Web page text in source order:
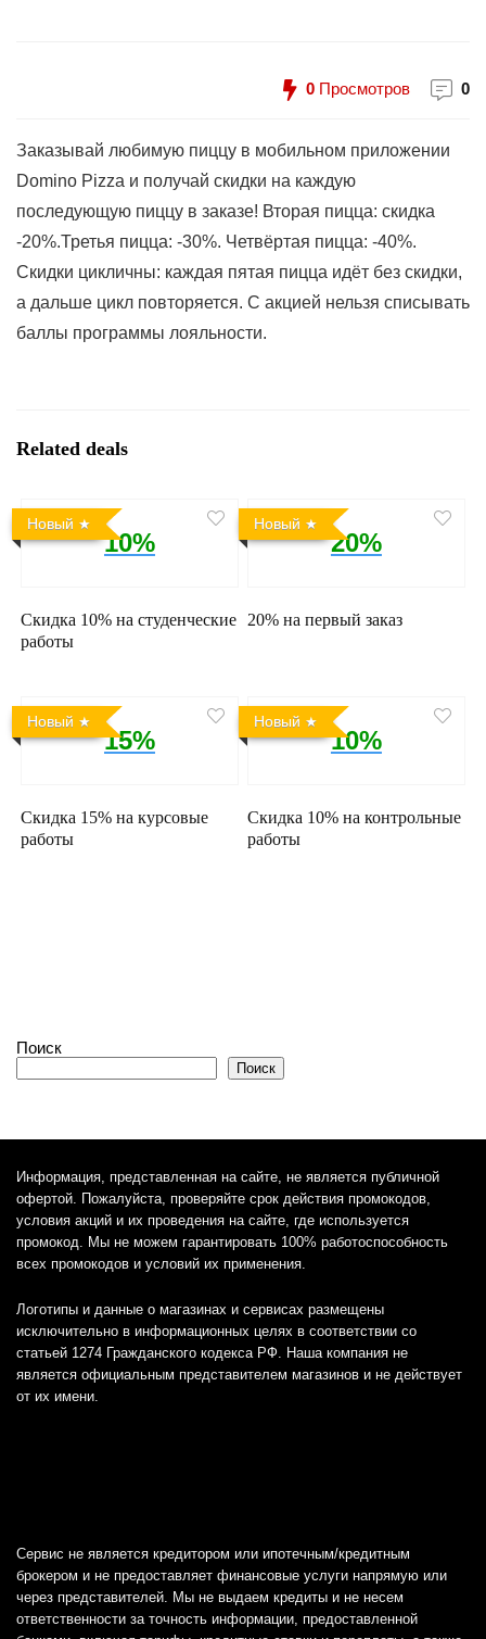
0 Просмотров 0
Заказывай любимую пиццу в мобильном приложении
Domino Pizza и получай скидки на каждую
последующую пиццу в заказе! Вторая пицца: скидка
-20%.Третья пицца: -30%. Четвёртая пицца: -40%.
Скидки цикличны: каждая пятая пицца идёт без скидки,
а дальше цикл повторяется. С акцией нельзя списывать
баллы программы лояльности.
Related deals
Новый
10%
Скидка 10% на студенческие
работы
Новый
20%
20% на первый заказ
Новый
15%
Скидка 15% на курсовые
работы
Новый
10%
Скидка 10% на контрольные
работы
Поиск
Поиск
Информация, представленная на сайте, не является публичной
офертой. Пожалуйста, проверяйте срок действия промокодов,
условия акций и их проведения на сайте, где используется
промокод. Мы не можем гарантировать 100% работоспособность
всех промокодов и условий их применения.
Логотипы и данные о магазинах и сервисах размещены
исключительно в информационных целях в соответствии со
статьей 1274 Гражданского кодекса РФ. Наша компания не
является официальным представителем магазинов и не действует
от их имени.
Сервис не является кредитором или ипотечным/кредитным
брокером и не предоставляет финансовые услуги напрямую или
через представителей. Мы не выдаем кредиты и не несем
ответственности за точность информации, предоставленной